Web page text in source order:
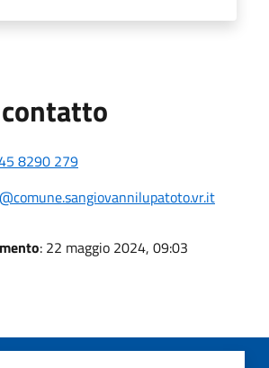
8290 279
: 22 maggio 2024, 09:03